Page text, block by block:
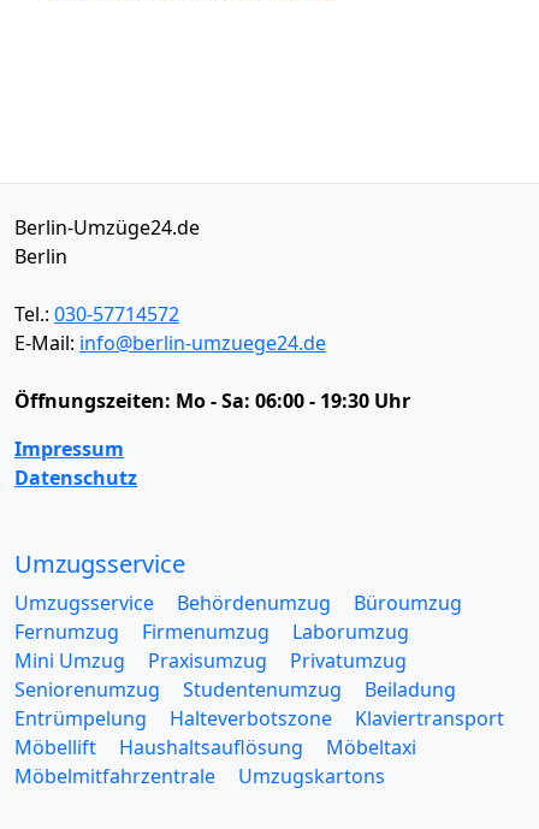
Berlin-Umzüge24.de
Berlin
Tel.: 030-57714572
E-Mail: info@berlin-umzuege24.de
Öffnungszeiten: Mo - Sa: 06:00 - 19:30 Uhr
Impressum
Datenschutz
Umzugsservice
Umzugsservice Behördenumzug
Büroumzug
Fernumzug
Firmenumzug
Laborumzug
Mini Umzug
Praxisumzug
Privatumzug
Seniorenumzug
Studentenumzug
Beiladung
Entrümpelung
Halteverbotszone
Klaviertransport
Möbellift
Haushaltsauflösung
Möbeltaxi
Möbelmitfahrzentrale
Umzugskartons